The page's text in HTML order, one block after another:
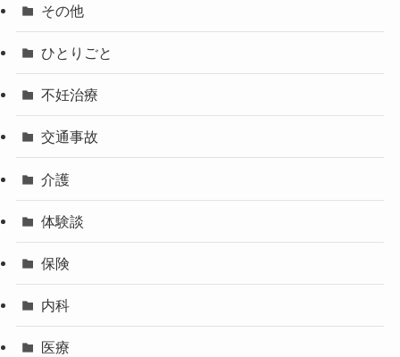
その他
ひとりごと
不妊治療
交通事故
介護
体験談
保険
内科
医療